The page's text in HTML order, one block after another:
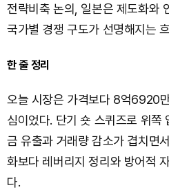
전략비축 논의, 일본은 제도화와
국가별 경쟁 구도가 선명해지는
한 줄 정리
오늘 시장은 가격보다 8억6920
심이었다. 단기 숏 스퀴즈로 위쪽
금 유출과 거래량 감소가 겹치면
화보다 레버리지 정리와 방어적
다.